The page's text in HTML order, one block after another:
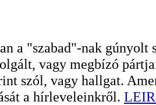
a "szabad"-nak
vagy megbízó
szól, vagy hallgat.
a hírleveleinkről.